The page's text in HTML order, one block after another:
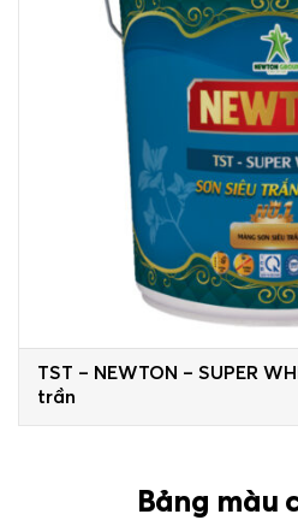
TST – NEWTON – SUPER
trần
Bảng màu